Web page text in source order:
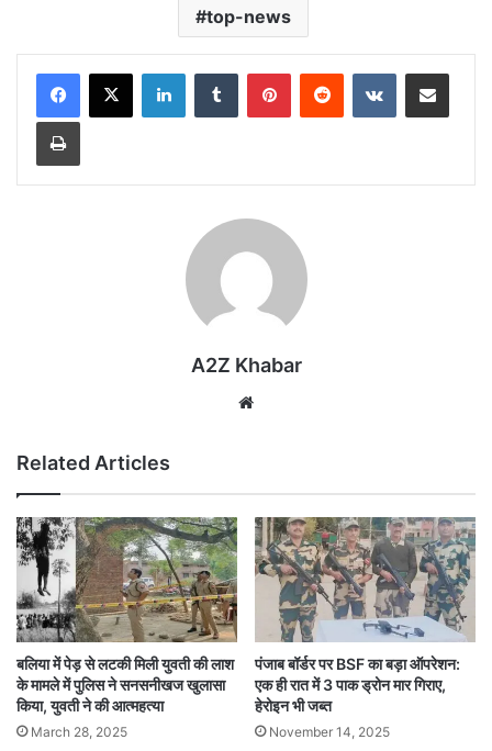
top-news
LinkedInTumblr PinterestReddit VKontakteShare via Email
Print
A2Z Khabar
Related Articles
बलिया में पेड़ से लटकी मिली युवती की लाश
के मामले में पुलिस ने सनसनीखज खुलासा
किया, युवती ने की आत्महत्या
March 28, 2025
पंजाब बॉर्डर पर BSF का बड़ा ऑपरेशन:
एक ही रात में 3 पाक ड्रोन मार गिराए,
हेरोइन भी जब्त
November 14, 2025